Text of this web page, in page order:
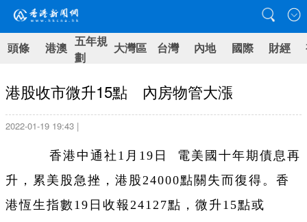
頭條 港澳 五年規
劃
大灣區 台灣 內地 國際 財經
港股收市微升15點 內房物管大漲
2022-01-19 19:43 |
香港中通社1月19日 電美國十年期債息再
升，累美股急挫，港股24000點關失而復得。香
港恆生指數19日收報24127點，微升15點或